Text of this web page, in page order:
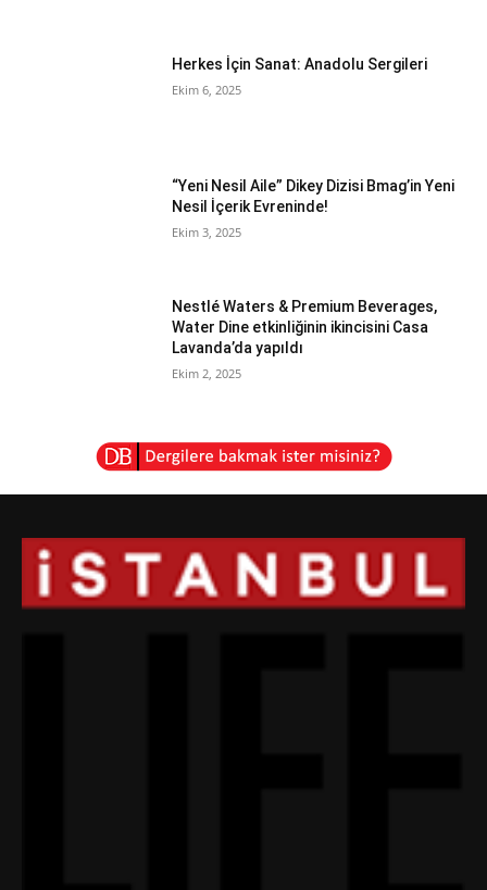
Herkes İçin Sanat: Anadolu Sergileri
Ekim 6, 2025
“Yeni Nesil Aile” Dikey Dizisi Bmag’in Yeni
Nesil İçerik Evreninde!
Ekim 3, 2025
Nestlé Waters & Premium Beverages,
Water Dine etkinliğinin ikincisini Casa
Lavanda’da yapıldı
Ekim 2, 2025